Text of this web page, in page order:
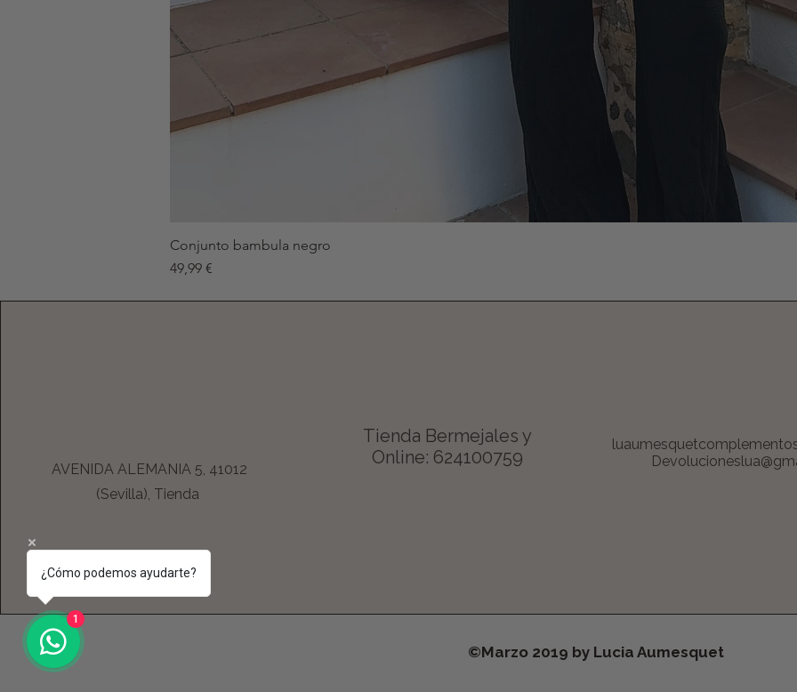
Conjunto bambula negro
Precio
49,99 €
AVENIDA ALEMANIA 5, 41012
(Sevilla), Tienda
Tienda Bermejales y
Online: 624100759
©Marzo 2019 by Lucia Aumesquet
¿Cómo podemos ayudarte?
1